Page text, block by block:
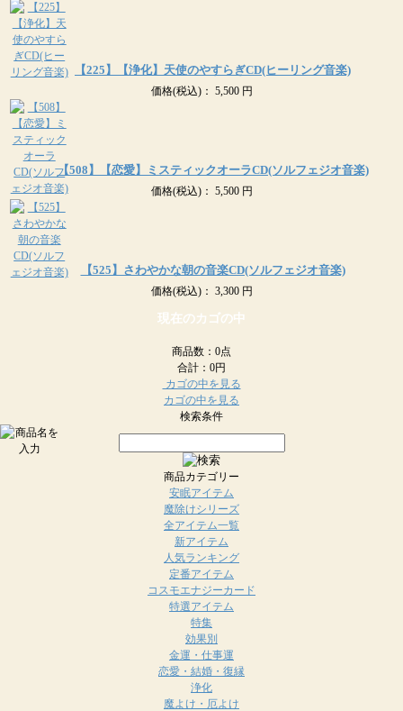
【225】【浄化】天使のやすらぎCD(ヒーリング音楽)
価格(税込)： 5,500 円
【508】【恋愛】ミスティックオーラCD(ソルフェジオ音楽)
価格(税込)： 5,500 円
【525】さわやかな朝の音楽CD(ソルフェジオ音楽)
価格(税込)： 3,300 円
現在のカゴの中
商品数：0点
合計： 0円
カゴの中を見る
カゴの中を見る
検索条件
商品カテゴリー
安眠アイテム
魔除けシリーズ
全アイテム一覧
新アイテム
人気ランキング
定番アイテム
コスモエナジーカード
特選アイテム
特集
効果別
金運・仕事運
恋愛・結婚・復縁
浄化
魔よけ・厄よけ